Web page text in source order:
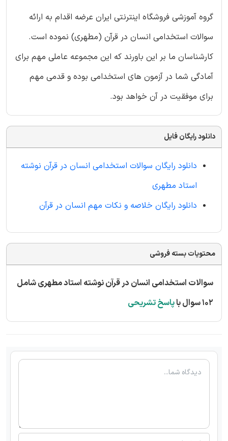
گروه آموزشی فروشگاه اینترنتی ایران عرضه اقدام به ارائه
سوالات استخدامی انسان در قرآن (مطهری) نموده است.
کارشناسان ما بر این باورند که این مجموعه عاملی مهم برای
آمادگی شما در آزمون های استخدامی بوده و قدمی مهم
برای موفقیت در آن خواهد بود.
دانلود رایگان فایل
دانلود رایگان سوالات استخدامی انسان در قرآن نوشته
استاد مطهری
دانلود رایگان خلاصه و نکات مهم انسان در قرآن
محتویات بسته فروشی
سوالات استخدامی انسان در قرآن نوشته استاد مطهری شامل
102 سوال با
پاسخ تشریحی